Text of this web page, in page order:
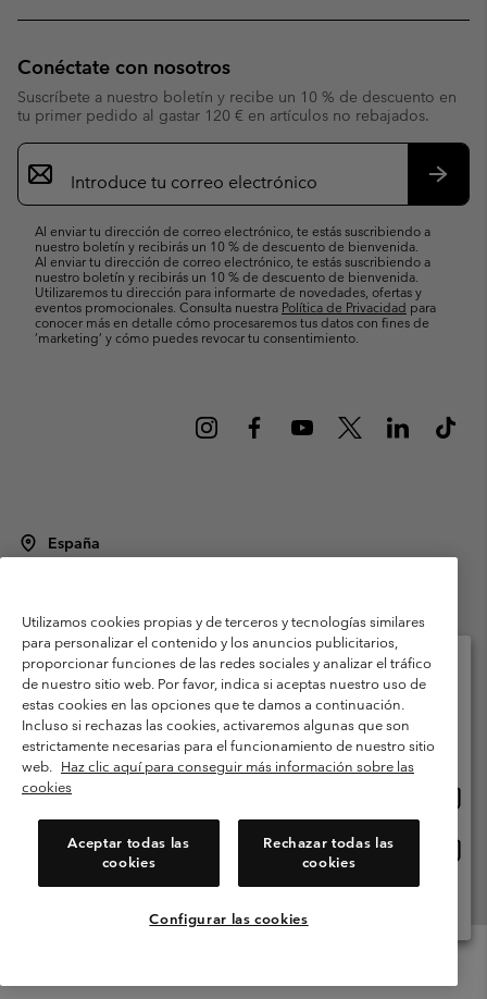
Conéctate con nosotros
Suscríbete a nuestro boletín y recibe un 10 % de descuento en
tu primer pedido al gastar 120 € en artículos no rebajados.
Suscripción
de
correo
Al enviar tu dirección de correo electrónico, te estás suscribiendo a
nuestro boletín y recibirás un 10 % de descuento de bienvenida.
Al enviar tu dirección de correo electrónico, te estás suscribiendo a
nuestro boletín y recibirás un 10 % de descuento de bienvenida.
Utilizaremos tu dirección para informarte de novedades, ofertas y
eventos promocionales. Consulta nuestra Política de Privacidad para
conocer más en detalle cómo procesaremos tus datos con fines de
’marketing’ y cómo puedes revocar tu consentimiento.
España
Condiciones de uso
Terminos de Venta
Garantía
Política de Privacidad
Términos y condiciones del programa de miembros
Términos De Uso Del Contenido Generado Por Los Usuarios
Impressum
Cookies Public CBCR
Servicio al cliente: Lu. - Vi. de 9:00 a 13:00 y de 14:00 a 18:00
Utilizamos cookies propias y de terceros y tecnologías similares
para personalizar el contenido y los anuncios publicitarios,
proporcionar funciones de las redes sociales y analizar el tráfico
de nuestro sitio web. Por favor, indica si aceptas nuestro uso de
estas cookies en las opciones que te damos a continuación.
Incluso si rechazas las cookies, activaremos algunas que son
estrictamente necesarias para el funcionamiento de nuestro sitio
web. Haz clic aquí para conseguir más información sobre las
cookies
Aceptar todas las
cookies
Rechazar todas las
cookies
Configurar las cookies
Selecciona tu país e idioma envío
Compras en línea disponibles
línea
España
Ver Todos Los Países